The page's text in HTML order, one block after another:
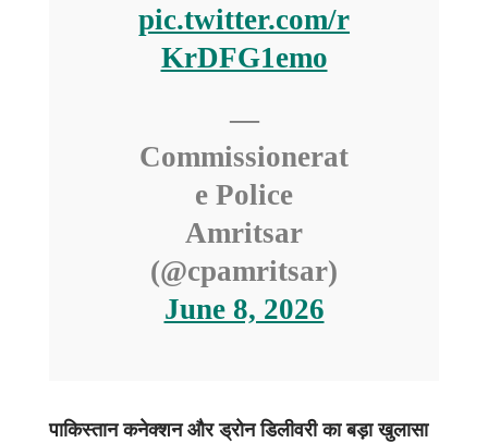
pic.twitter.com/r
KrDFG1emo
—
Commissionerat
e Police
Amritsar
(@cpamritsar)
June 8, 2026
पाकिस्तान कनेक्शन और ड्रोन डिलीवरी का बड़ा खुलासा